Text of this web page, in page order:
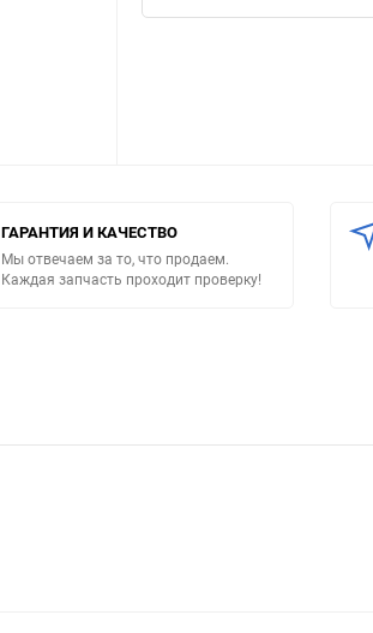
ГАРАНТИЯ И КАЧЕСТВО
Мы отвечаем за то, что продаем.
Каждая запчасть проходит проверку!